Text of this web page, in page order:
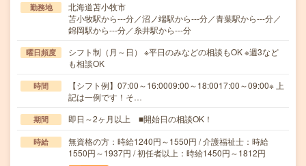
勤務地
北海道苫小牧市
苫小牧駅から---分／沼ノ端駅から---分／青葉駅から---分／
錦岡駅から---分／糸井駅から---分
曜日頻度
シフト制（月～日） ※平日のみなどの相談もOK ※週3など
も相談OK
時間
【シフト例】07:00～16:0009:00～18:0017:00～09:00※ 上
記は一例です！そ…
期間 即日～2ヶ月以上 ■開始日の相談OK！
時給
無資格の方：時給1240円～1550円 / 介護福祉士：時給
1550円～1937円 / 初任者以上：時給1450円～1812円